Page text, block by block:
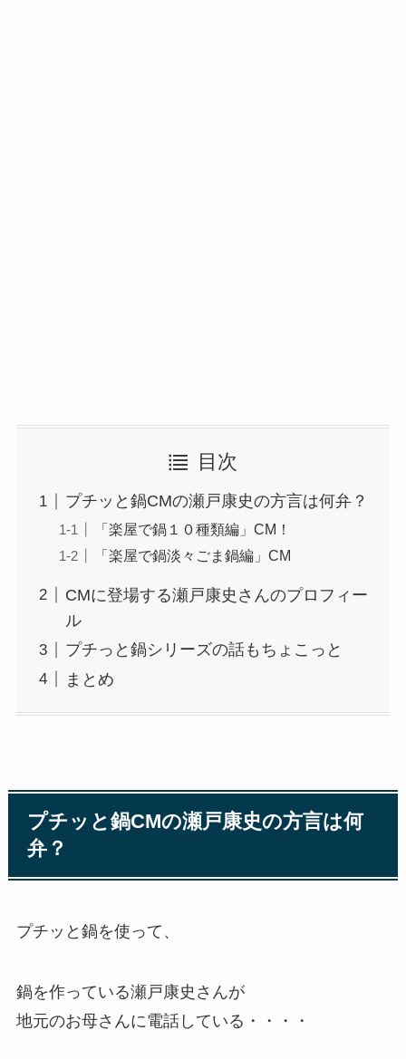
目次
プチッと鍋CMの瀬戸康史の方言は何弁？
「楽屋で鍋１０種類編」CM！
「楽屋で鍋淡々ごま鍋編」CM
CMに登場する瀬戸康史さんのプロフィー
ル
プチっと鍋シリーズの話もちょこっと
まとめ
プチッと鍋CMの瀬戸康史の方言は何
弁？
プチッと鍋を使って、
鍋を作っている瀬戸康史さんが
地元のお母さんに電話している・・・・